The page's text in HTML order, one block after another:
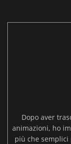
Dopo aver
animazioni, ho
più che